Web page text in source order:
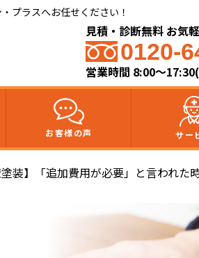
プラスへお任せください！
見積・診断無料 お気
0120-
営業時間 8:00〜
お客様の声 サー
装】「追加費用が必要」と言われた